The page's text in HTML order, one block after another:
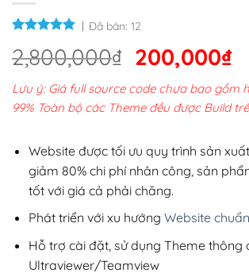
Đã bán: 12
2,800,000₫ Giá
gốc
là:
2,800,000₫.
200,000₫
Lưu ý: Giá full source code chưa bao gồm
99% Toàn bộ các Theme đều được Build
Website được tối ưu quy trình sản
giảm 80% chi phí nhân công, sản
tốt với giá cả phải chăng.
Phát triển với xu hướng Website
Hỗ trợ cài đặt, sử dụng Theme thông
Ultraviewer/Teamview